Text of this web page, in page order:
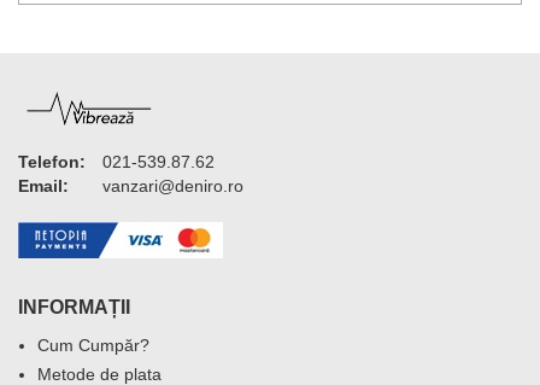
Telefon:
021-539.87.62
Email:
vanzari@deniro.ro
INFORMAȚII
Cum Cumpăr?
Metode de plata